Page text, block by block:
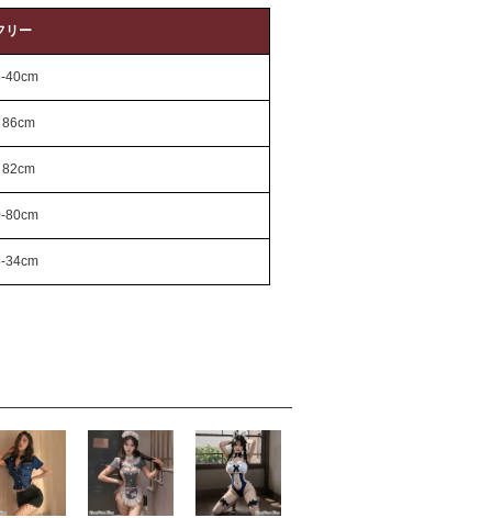
リー
40cm
86cm
82cm
80cm
34cm